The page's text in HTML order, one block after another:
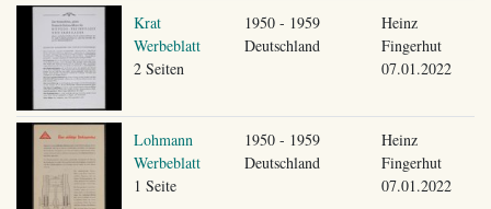
Krat
Werbeblatt
2 Seiten
1950 - 1959
Deutschland
Heinz
Fingerhut
07.01.2022
Lohmann
Werbeblatt
1 Seite
1950 - 1959
Deutschland
Heinz
Fingerhut
07.01.2022